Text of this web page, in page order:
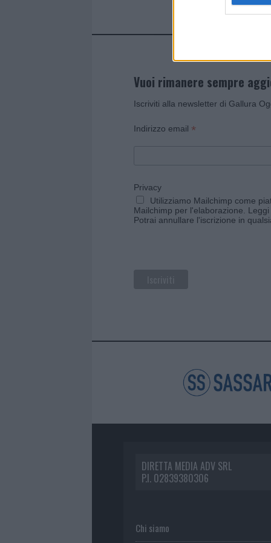
Vuoi rimanere sempre
Iscriviti alla newsletter di Gallura
Indirizzo email *
Privacy
Utilizziamo Mailchimp come
Mailchimp per l'elaborazione.
Potrai annullare l'iscrizione in
DIRETTA MEDIA ADV SRL
P.I. 02839380306
Chi siamo